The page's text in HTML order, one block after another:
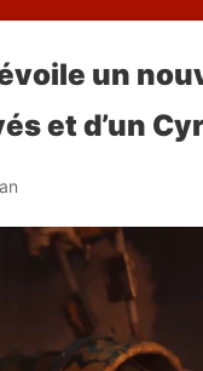
un
et d’un